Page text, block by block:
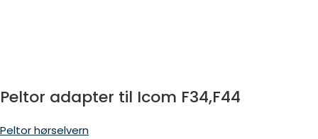
Peltor adapter til Icom F34,F44
Peltor hørselvern